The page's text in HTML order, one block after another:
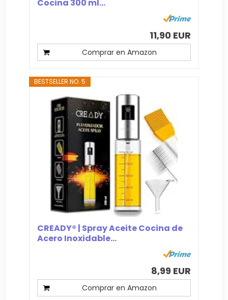
Cocina 300 ml...
11,90 EUR
Comprar en Amazon
BESTSELLER NO. 5
CREADY® | Spray Aceite Cocina de
Acero Inoxidable...
8,99 EUR
Comprar en Amazon